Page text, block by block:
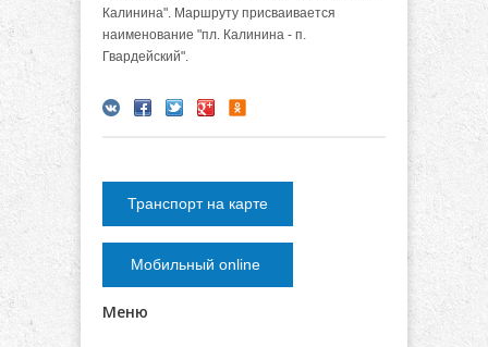
Калинина". Маршруту присваивается
наименование "пл. Калинина - п.
Гвардейский".
Транспорт на карте
Мобильный online
Меню